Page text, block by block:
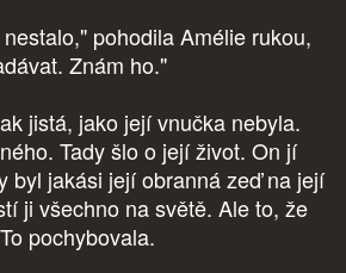
pohodila Amélie rukou,
Znám ho."
jistá, jako její vnučka nebyla.
Tady šlo o její život. On jí
byl jakási její obranná zeď na její
ji všechno na světě. Ale to, že
pochybovala.